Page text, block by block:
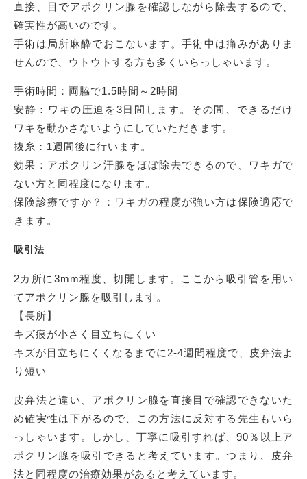
直接、目でアポクリン腺を確認しながら除去するので、
確実性が高いのです。
手術は局所麻酔でおこないます。手術中は痛みがありま
せんので、ウトウトする方も多くいらっしゃいます。
手術時間：両脇で1.5時間～2時間
安静：ワキの圧迫を3日間します。その間、できるだけ
ワキを動かさないようにしていただきます。
抜糸：1週間後に行います。
効果：アポクリン汗腺をほぼ除去できるので、ワキガで
ない方と同程度になります。
保険診療ですか？：ワキガの程度が強い方は保険適応で
きます。
吸引法
2カ所に3mm程度、切開します。ここから吸引管を用い
てアポクリン腺を吸引します。
【長所】
キズ痕が小さく目立ちにくい
キズが目立ちにくくなるまでに2-4週間程度で、皮弁法よ
り短い
皮弁法と違い、アポクリン腺を直接目で確認できないた
め確実性は下がるので、この方法に反対する先生もいら
っしゃいます。しかし、丁寧に吸引すれば、90％以上ア
ポクリン腺を吸引できると考えています。つまり、皮弁
法と同程度の治療効果があると考えています。